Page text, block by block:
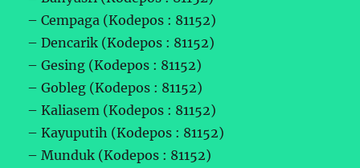
– Cempaga (Kodepos : 81152)
– Dencarik (Kodepos : 81152)
– Gesing (Kodepos : 81152)
– Gobleg (Kodepos : 81152)
– Kaliasem (Kodepos : 81152)
– Kayuputih (Kodepos : 81152)
– Munduk (Kodepos : 81152)